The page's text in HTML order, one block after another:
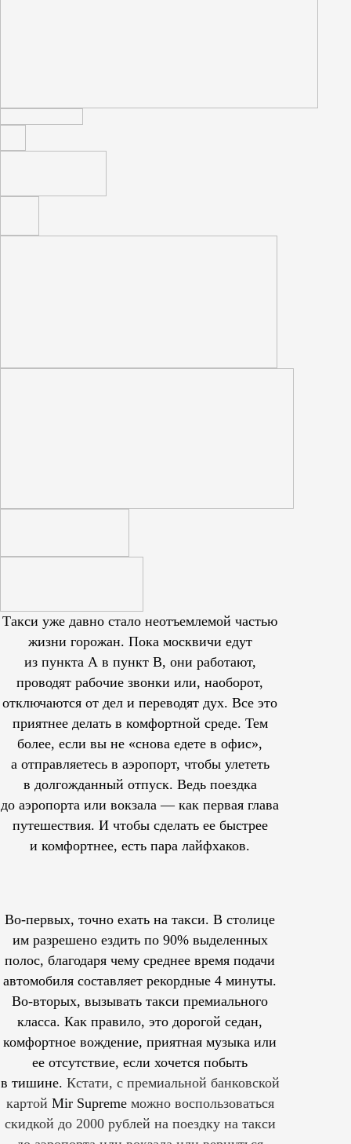
Такси уже давно стало неотъемлемой частью
жизни горожан. Пока москвичи едут
из пункта А в пункт В, они работают,
проводят рабочие звонки или, наоборот,
отключаются от дел и переводят дух. Все это
приятнее делать в комфортной среде. Тем
более, если вы не «снова едете в офис»,
а отправляетесь в аэропорт, чтобы улететь
в долгожданный отпуск. Ведь поездка
до аэропорта или вокзала — как первая глава
путешествия. И чтобы сделать ее быстрее
и комфортнее, есть пара лайфхаков.
Во-первых, точно ехать на такси. В столице
им разрешеноездить по 90% выделенных
полос, благодаря чему среднее время подачи
автомобиля составляет рекордные 4 минуты.
Во-вторых, вызывать такси премиального
класса. Как правило, это дорогой седан,
комфортное вождение, приятная музыка или
ее отсутствие, если хочется побыть
в тишине. Кстати, с премиальной банковской
картой Mir Supreme можно воспользоваться
скидкой до 2000 рублей на поездку на такси